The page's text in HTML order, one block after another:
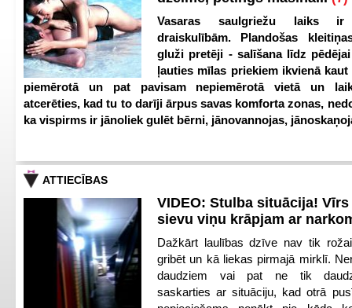
Vasaras saulgriežu laiks
draiskulībām. Plandošas
gluži pretēji - salīšana līdz
ļauties mīlas priekiem ikvienā kaut
piemērotā un pat pavisam nepiemērotā vietā un
atcerēties, kad tu to darīji ārpus savas komforta zonas,
ka vispirms ir jānoliek gulēt bērni, jānovannojas,
ATTIECĪBAS
VIDEO: Stulba situācija!
sievu viņu krāpjam ar
Dažkārt laulības dzīve nav tik
gribēt un kā liekas pirmajā mirklī.
daudziem vai pat ne tik
saskarties ar situāciju, kad otrā